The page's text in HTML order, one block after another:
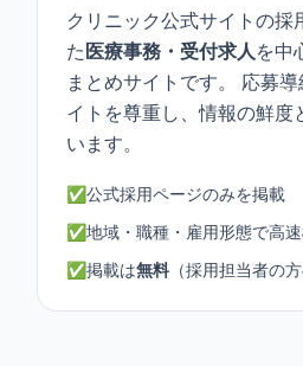
クリニック公式サイトの採
た医療事務・受付求人を中
まとめサイトです。 応募
イトを尊重し、情報の鮮度
います。
✅公式採用ページのみを掲載
✅地域・職種・雇用形態で高
✅掲載は無料 （採用担当者の方